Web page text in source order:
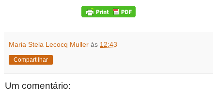
Maria Stela Lecocq Muller às 12:43
Compartilhar
Um comentário: